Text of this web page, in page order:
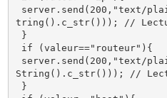
tring().c_str())); //
String().c_str())); //